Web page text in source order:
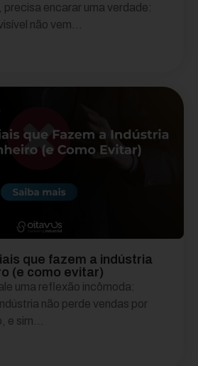
precisa encarar uma verdade:
não vem...
que fazem a indústria
(e como evitar)
uma reflexão incômoda:
não perde vendas por
e sim...